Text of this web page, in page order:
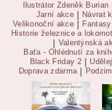
Ilustrátor Zdeněk Burian
Jarní akce Návrat
Velikonoční akce
Historie železnice a
Valentýnská
Baťa - Ohlédnutí za
Black Friday 2
Doprava zdarma